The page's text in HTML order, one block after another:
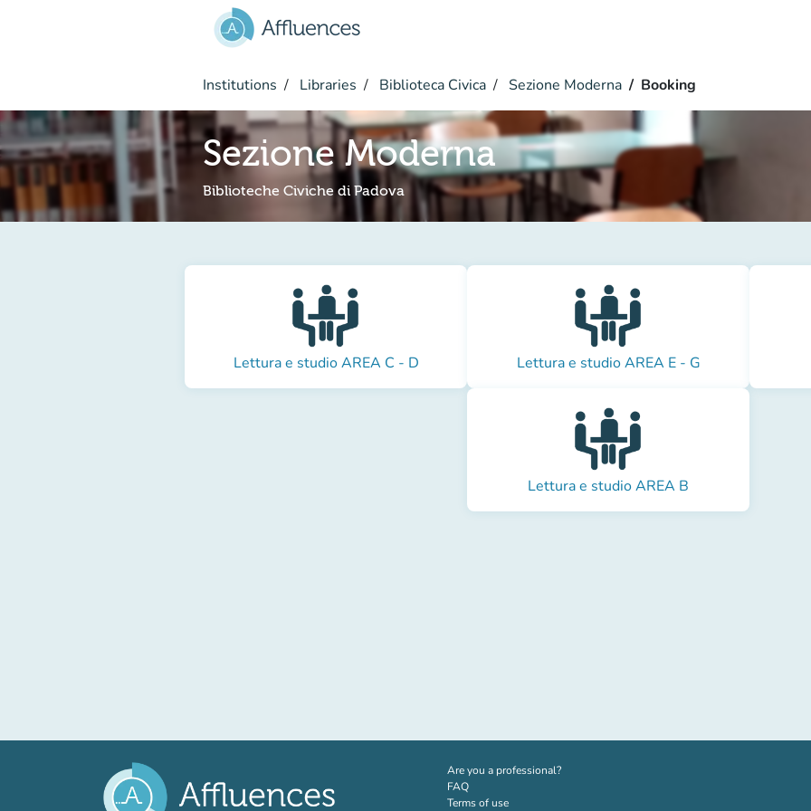
Institutions Libraries Biblioteca Civica Sezione Moderna Booking
Sezione Moderna
Biblioteche Civiche di Padova
Lettura e studio AREA C - D Lettura e studio AREA E - G
Lettura e studio AREA B
Are you a professional?(new tab)
FAQ
Terms of use